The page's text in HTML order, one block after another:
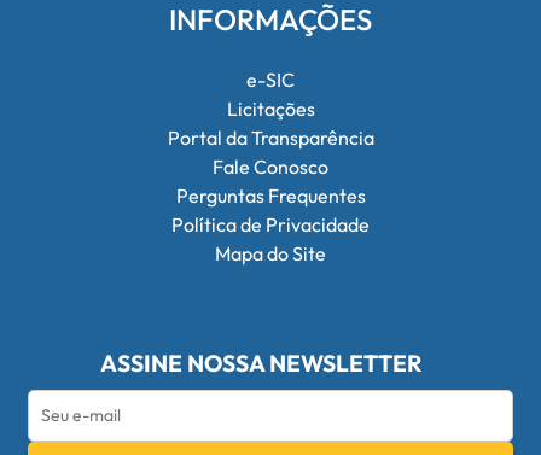
INFORMAÇÕES
e-SIC
Licitações
Portal da Transparência
Fale Conosco
Perguntas Frequentes
Política de Privacidade
Mapa do Site
ASSINE NOSSA NEWSLETTER